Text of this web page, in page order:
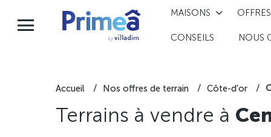
MAISONS OFFRES
CONSEILS NOUS
Accueil Nos offres de terrain Côte-d'or
Terrains à vendre à